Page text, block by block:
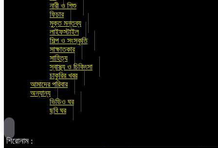
নারী ও শিশু
ফিচার
মুক্ত মন্তব্য
লাইফস্টাইল
শিল্প ও সংস্কৃতি
সাক্ষাতকার
সাহিত্য
স্বাস্থ্য ও চিকিৎসা
চাকুরির খবর
আমাদের পরিবার
অন্যান্য
ভিডিও ঘর
ছবি ঘর
শিরোনাম :